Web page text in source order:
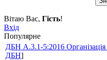
Вітаю Вас, Гість!
Вхід
Популярне
ДБН А.3.1-5:2016
ДБН]